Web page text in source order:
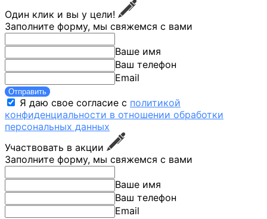
Один клик и вы у цели!
Заполните форму, мы свяжемся с вами
Ваше имя
Ваш телефон
Email
Отправить
Я даю свое согласие с политикой
конфиденциальности в отношении обработки
персональных данных
Участвовать в акции
Заполните форму, мы свяжемся с вами
Ваше имя
Ваш телефон
Email